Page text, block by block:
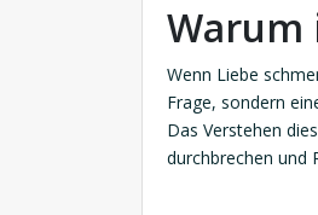
Warum
Wenn Liebe
Frage, sondern
Das Verstehen
durchbrechen und